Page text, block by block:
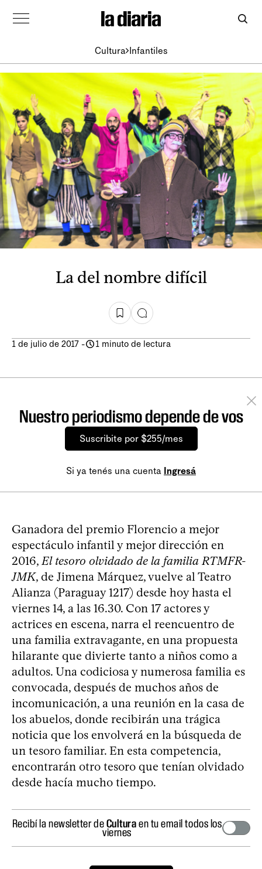
Cultura Infantiles
La del nombre difícil
1 de julio de 2017 - 1 minuto de lectura
Nuestro periodismo depende de vos
Suscribite por $255/mes
Si ya tenés una cuenta Ingresá
Ganadora del premio Florencio a mejor
espectáculo infantil y mejor dirección en
2016, El tesoro olvidado de la familia RTMFR-
JMK, de Jimena Márquez, vuelve al Teatro
Alianza (Paraguay 1217) desde hoy hasta el
viernes 14, a las 16.30. Con 17 actores y
actrices en escena, narra el reencuentro de
una familia extravagante, en una propuesta
hilarante que divierte tanto a niños como a
adultos. Una codiciosa y numerosa familia es
convocada, después de muchos años de
incomunicación, a una reunión en la casa de
los abuelos, donde recibirán una trágica
noticia que los envolverá en la búsqueda de
un tesoro familiar. En esta competencia,
encontrarán otro tesoro que tenían olvidado
desde hacía mucho tiempo.
Recibí la newsletter deCulturaen tu email todos los
viernes